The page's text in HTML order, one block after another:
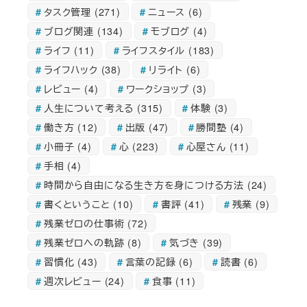
タスク管理 (271) ニュース (6)
ブログ関連 (134) モブログ (4)
ライフ (11) ライフスタイル (183)
ライフハック (38) リライト (6)
レビュー (4) ワークショップ (3)
人生について考える (315) 体験 (3)
働き方 (12) 出版 (47) 勝間塾 (4)
小冊子 (4) 心 (223) 心屋さん (11)
手相 (4)
時間から自由になる生き方を身につける方法 (24)
書くということ (10) 書評 (41) 残業 (9)
残業ゼロの仕事術 (72)
残業ゼロへの軌跡 (8) 気づき (39)
習慣化 (43) 言葉の記録 (6) 読書 (6)
週次レビュー (24) 食事 (11)